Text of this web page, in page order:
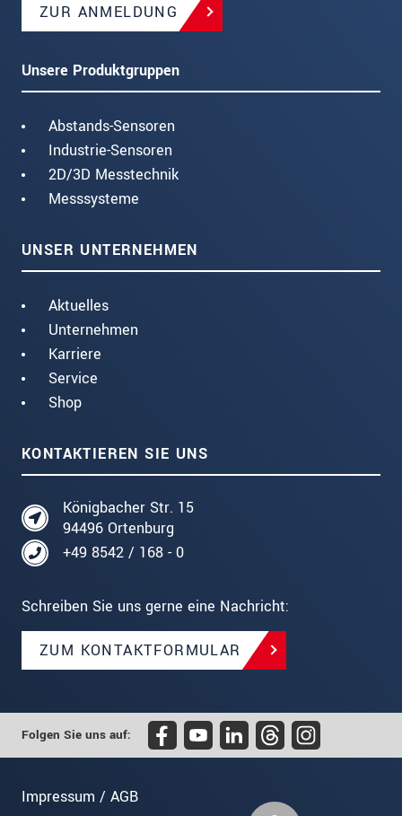
ZUR ANMELDUNG
Unsere Produktgruppen
Abstands-Sensoren
Industrie-Sensoren
2D/3D Messtechnik
Messsysteme
UNSER UNTERNEHMEN
Aktuelles
Unternehmen
Karriere
Service
Shop
KONTAKTIEREN SIE UNS
Königbacher Str. 15
94496 Ortenburg
+49 8542 / 168 - 0
Schreiben Sie uns gerne eine Nachricht:
ZUM KONTAKTFORMULAR
Folgen Sie uns auf:
Impressum / AGB